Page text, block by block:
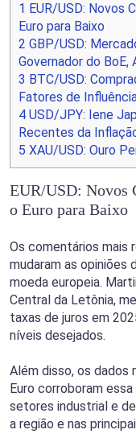
1 EUR/USD: Novos
Euro para Baixo
2 GBP/USD:
Governador do BoE,
3 BTC/USD:
Fatores de
4 USD/JPY: Iene
Recentes da
5 XAU/USD: Ouro
EUR/USD: Novos
o Euro para Baixo
Os comentários mais
mudaram as opiniões
moeda europeia.
Central da Letônia,
taxas de juros em
níveis desejados.
Além disso, os dados
Euro corroboram
setores industrial e
a região e nas